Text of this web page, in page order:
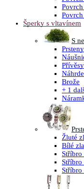
Šperky s vltavínem
S
Prsteny
Přívěsy
Brože
+ 1
Žluté
Bílé
Stříbro
Stříbro